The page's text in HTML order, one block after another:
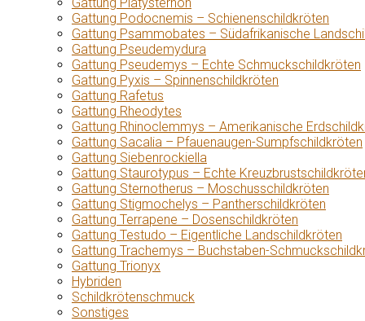
Gattung Podocnemis – Schienenschildkröten
Gattung Psammobates – Südafrikanische
Gattung Pseudemydura
Gattung Pseudemys – Echte Schmuckschildkröten
Gattung Pyxis – Spinnenschildkröten
Gattung Rafetus
Gattung Rheodytes
Gattung Rhinoclemmys – Amerikanische
Gattung Sacalia – Pfauenaugen-Sumpfschildkröten
Gattung Siebenrockiella
Gattung Staurotypus – Echte
Gattung Sternotherus – Moschusschildkröten
Gattung Stigmochelys – Pantherschildkröten
Gattung Terrapene – Dosenschildkröten
Gattung Testudo – Eigentliche Landschildkröten
Gattung Trachemys – Buchstaben-
Gattung Trionyx
Hybriden
Schildkrötenschmuck
Sonstiges